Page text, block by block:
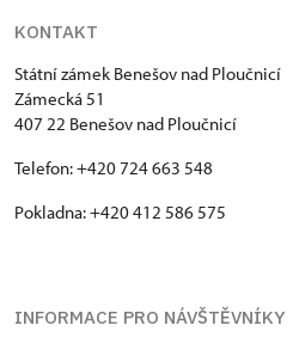
KONTAKT
Státní zámek Benešov nad Ploučnicí
Zámecká 51
407 22 Benešov nad Ploučnicí
Telefon: +420 724 663 548
Pokladna: +420 412 586 575
INFORMACE PRO NÁVŠTĚVNÍKY